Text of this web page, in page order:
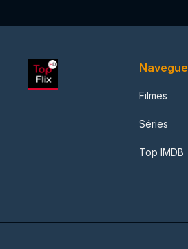
Navegue
Filmes
Séries
Top IMDB